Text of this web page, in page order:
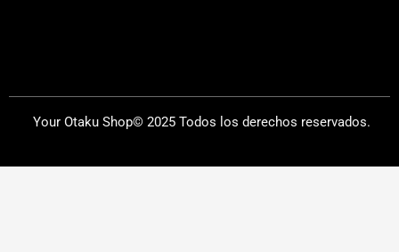
Your Otaku Shop© 2025 Todos los derechos reservados.